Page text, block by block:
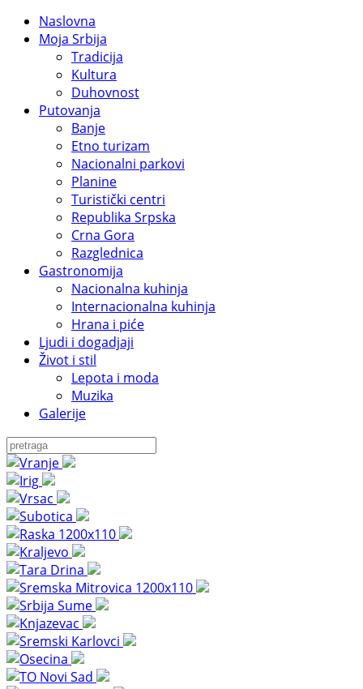
Naslovna
Moja Srbija
Tradicija
Kultura
Duhovnost
Putovanja
Banje
Etno turizam
Nacionalni parkovi
Planine
Turistički centri
Republika Srpska
Crna Gora
Razglednica
Gastronomija
Nacionalna kuhinja
Internacionalna kuhinja
Hrana i piće
Ljudi i dogadjaji
Život i stil
Lepota i moda
Muzika
Galerije